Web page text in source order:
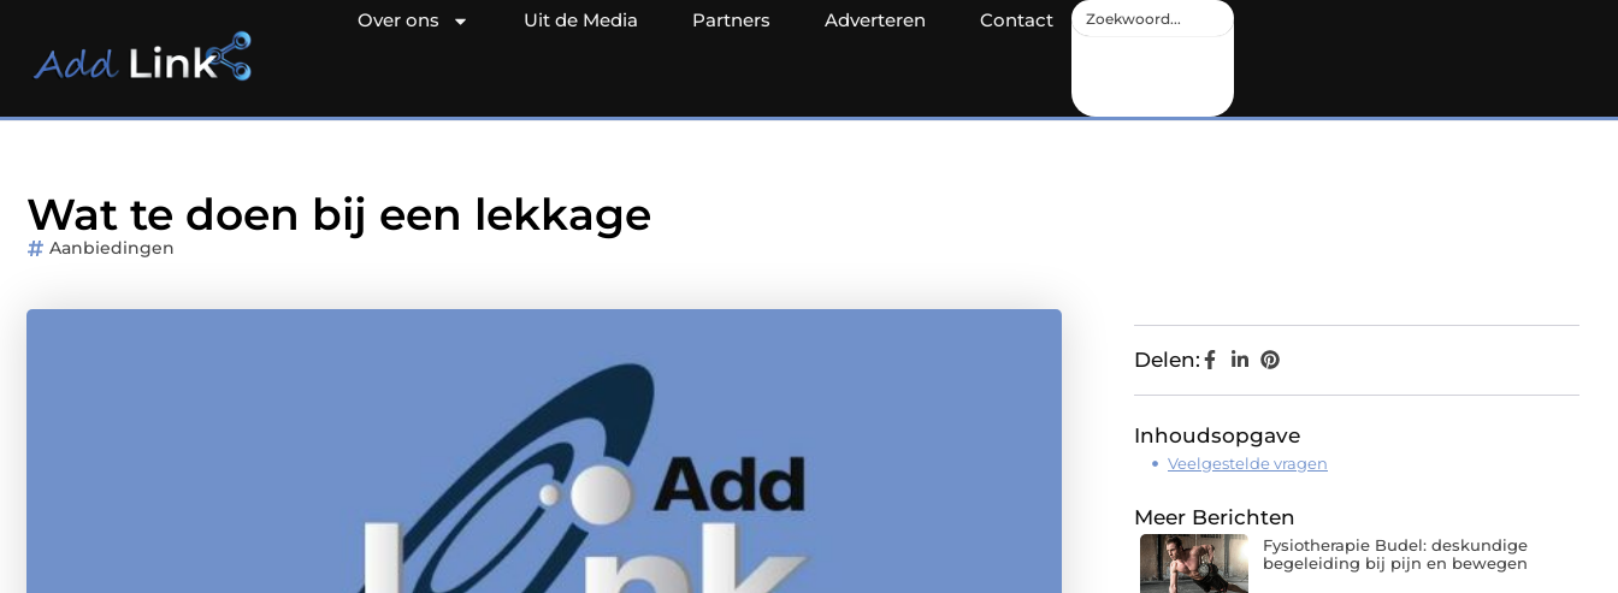
Over ons Uit de Media Partners Adverteren Contact
Wat te doen bij een lekkage
Aanbiedingen
Delen:
Inhoudsopgave
Veelgestelde vragen
Meer Berichten
Fysiotherapie Budel: deskundige
begeleiding bij pijn en bewegen